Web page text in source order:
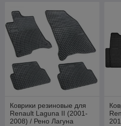
Коврики резиновые для
Renault Laguna II (2001-
2008) / Рено Лагуна